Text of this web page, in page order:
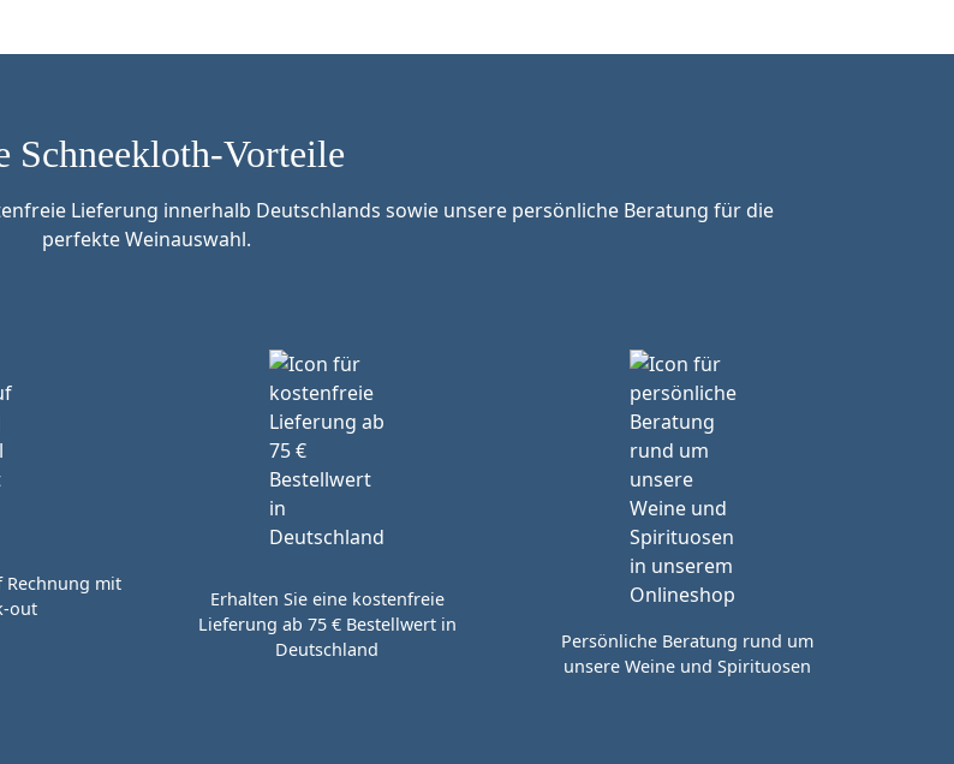
Schneekloth-Vorteile
Lieferung innerhalb Deutschlands sowie unsere persönliche Beratung für die
perfekte Weinauswahl.
Rechnung mit
out
Erhalten Sie eine kostenfreie
Lieferung ab 75 € Bestellwert in
Deutschland
Persönliche Beratung rund um
unsere Weine und Spirituosen